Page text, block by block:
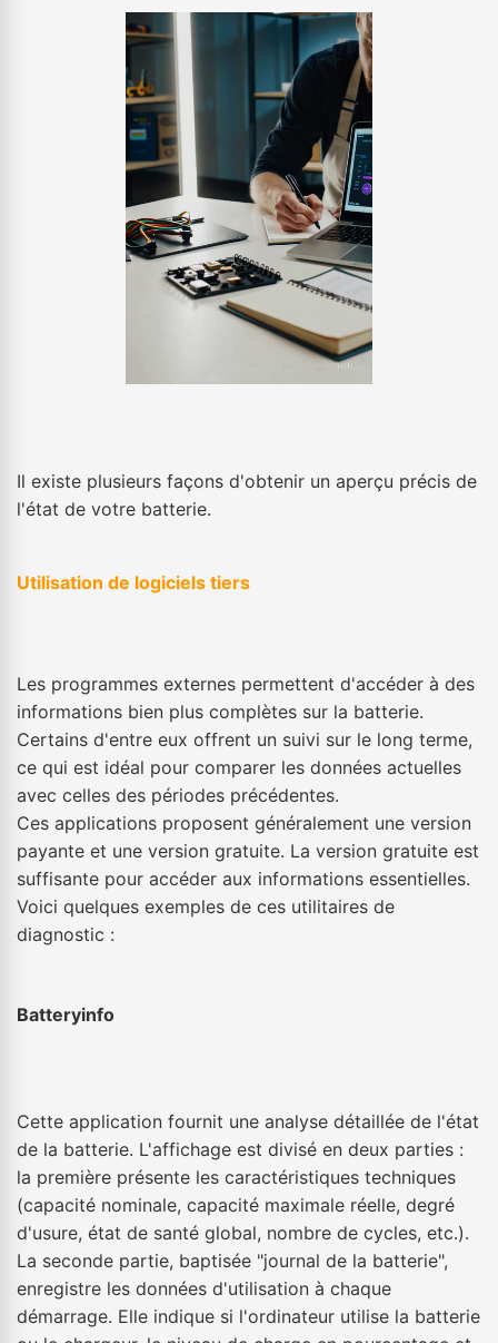
Il existe plusieurs façons d'obtenir un aperçu précis de
l'état de votre batterie.
Utilisation de logiciels tiers
Les programmes externes permettent d'accéder à des
informations bien plus complètes sur la batterie.
Certains d'entre eux offrent un suivi sur le long terme,
ce qui est idéal pour comparer les données actuelles
avec celles des périodes précédentes.
Ces applications proposent généralement une version
payante et une version gratuite. La version gratuite est
suffisante pour accéder aux informations essentielles.
Voici quelques exemples de ces utilitaires de
diagnostic :
Batteryinfo
Cette application fournit une analyse détaillée de l'état
de la batterie. L'affichage est divisé en deux parties :
la première présente les caractéristiques techniques
(capacité nominale, capacité maximale réelle, degré
d'usure, état de santé global, nombre de cycles, etc.).
La seconde partie, baptisée "journal de la batterie",
enregistre les données d'utilisation à chaque
démarrage. Elle indique si l'ordinateur utilise la batterie